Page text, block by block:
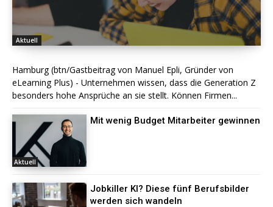
Aktuell
Hamburg (btn/Gastbeitrag von Manuel Epli, Gründer von
eLearning Plus) - Unternehmen wissen, dass die Generation Z
besonders hohe Ansprüche an sie stellt. Können Firmen...
Aktuell
Mit wenig Budget Mitarbeiter gewinnen
Jobkiller KI? Diese fünf Berufsbilder
werden sich wandeln